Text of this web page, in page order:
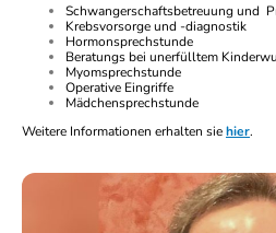
Schwangerschaftsbetreuung und
Krebsvorsorge und -diagnostik
Hormonsprechstunde
Beratungs bei unerfülltem
Myomsprechstunde
Operative Eingriffe
Mädchensprechstunde
Weitere Informationen erhalten siehier.